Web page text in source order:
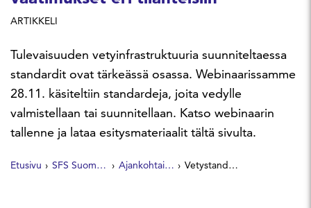
ARTIKKELI
Tulevaisuuden vetyinfrastruktuuria suunniteltaessa
standardit ovat tärkeässä osassa. Webinaarissamme
28.11. käsiteltiin standardeja, joita vedylle
valmistellaan tai suunnitellaan. Katso webinaarin
tallenne ja lataa esitysmateriaalit tältä sivulta.
Etusivu SFS Suomen Standardit Ajankohtaista Vetystandardit – tekniset vaatimukset eri tilanteisiin